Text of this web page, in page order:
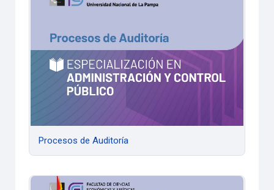
Procesos de Auditoría
Sistemas de Control Público